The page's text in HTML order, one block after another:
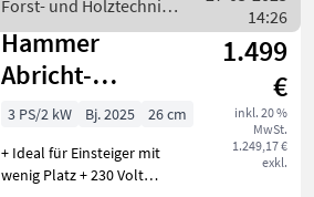
von unserem Fachpersonal
überprüft und b
Forst- und Holztechnik
/ Sonstige
14:26
Hammer
Abricht-
Dickenhobelmaschine
A 2-26
1.499
€
inkl. 20 %
MwSt.
1.249,17 €
exkl.
3 PS/2 kW Bj. 2025
26 cm
+ Ideal für Einsteiger mit
wenig Platz + 230 Volt